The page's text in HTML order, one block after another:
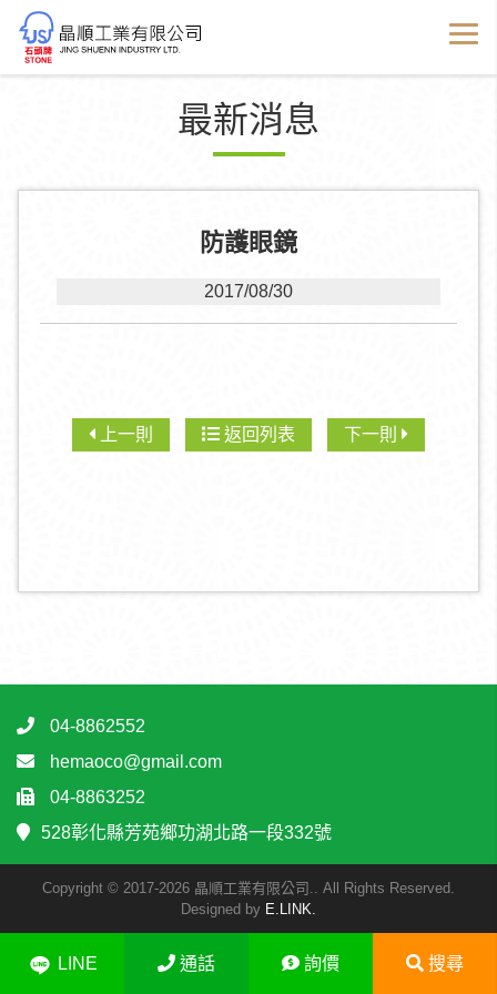
最新消息
防護眼鏡
2017/08/30
上一則 返回列表 下一則
04-8862552
hemaoco@gmail.com
04-8863252
528彰化縣芳苑鄉功湖北路一段332號
Copyright © 2017-2026 晶順工業有限公司.. All Rights Reserved.
Designed by E.LINK.
LINE 通話 詢價 搜尋